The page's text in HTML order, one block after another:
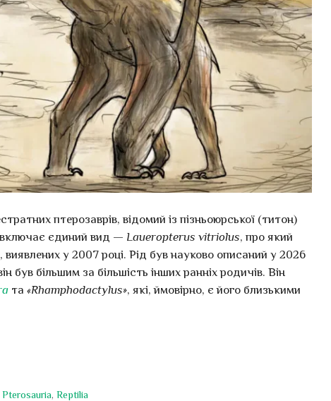
птерозаврів, відомий із пізньоюрської (титон)
включає єдиний вид — Laueropterus vitriolus, про який
у 2007 році. Рід був науково описаний у 2026
був більшим за більшість інших ранніх родичів. Він
та «Rhamphodactylus», які, ймовірно, є його близькими
Pterosauria,Reptilia